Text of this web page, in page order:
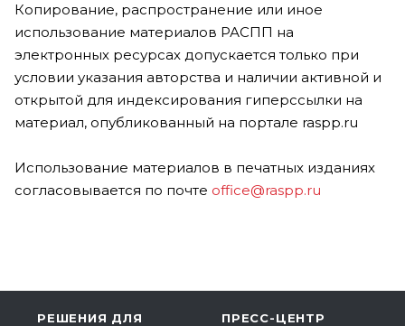
Копирование, распространение или иное
использование материалов РАСПП на
электронных ресурсах допускается только при
условии указания авторства и наличии активной и
открытой для индексирования гиперссылки на
материал, опубликованный на портале raspp.ru
Использование материалов в печатных изданиях
согласовывается по почте office@raspp.ru
РЕШЕНИЯ ДЛЯ
ПРЕСС-ЦЕНТР